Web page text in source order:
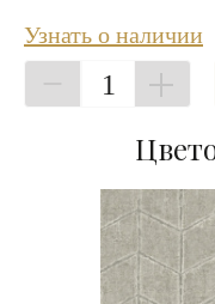
Узнать о наличии
1